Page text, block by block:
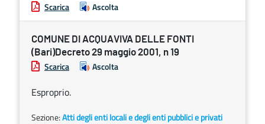
Scarica Ascolta
COMUNE DI ACQUAVIVA DELLE FONTI
(Bari)Decreto 29 maggio 2001, n 19
Scarica Ascolta
Esproprio.
Sezione:Atti degli enti locali e degli enti pubblici e privati